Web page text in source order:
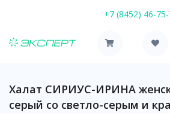
+7 (8452) 46-75-
Халат СИРИУС-ИРИНА
серый со светло-серым и